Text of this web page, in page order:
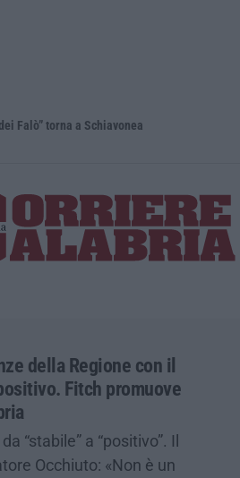
torna a Schiavonea
della Regione con il
Fitch promuove
“stabile” a “positivo”. Il
Occhiuto: «Non è un